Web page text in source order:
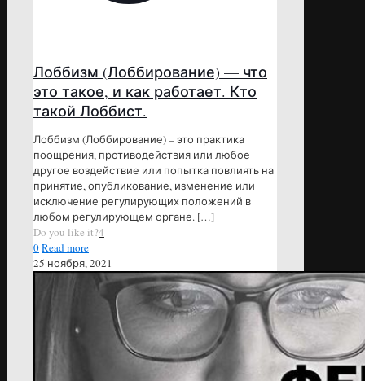
Лоббизм (Лоббирование) — что
это такое, и как работает. Кто
такой Лоббист.
Лоббизм (Лоббирование) – это практика
поощрения, противодействия или любое
другое воздействие или попытка повлиять на
принятие, опубликование, изменение или
исключение регулирующих положений в
любом регулирующем органе. […]
Do you like it?4
0Read more
25 ноября, 2021